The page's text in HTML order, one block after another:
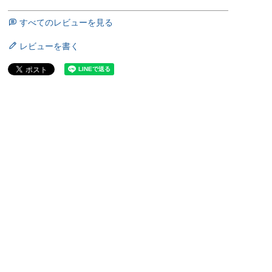
すべてのレビューを見る
レビューを書く